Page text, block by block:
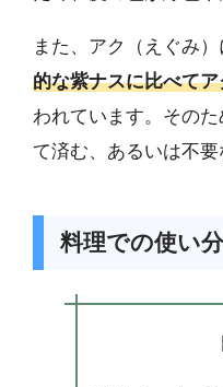
また、アク（えぐみ）
的な紫ナスに比べて
われています。その
て済む、あるいは不要
料理での使い